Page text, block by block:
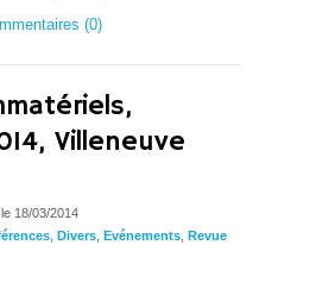
(0)
Villeneuve
le 18/03/2014
Divers Evénements Revue